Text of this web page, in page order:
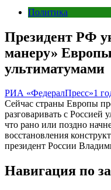
Политика
Президент РФ
манеру»
ультиматумами
РИА «ФедералПресс»1
Сейчас страны Европы
разговаривать с Россией
что рано или поздно
восстановления
президент России
Навигация по